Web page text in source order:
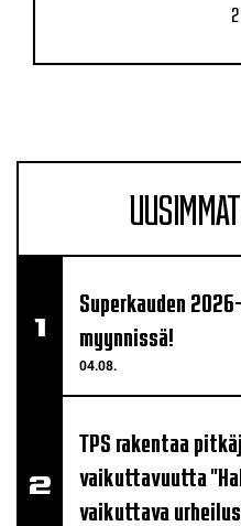
04.08.
Superkauden
myynnissä!
TPS rakentaa
vaikuttavuutta
vaikuttava